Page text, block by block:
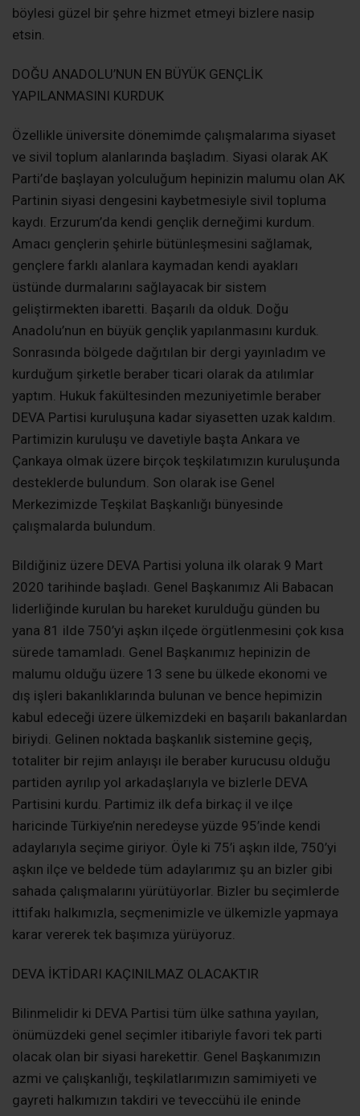
böylesi güzel bir şehre hizmet etmeyi bizlere nasip
etsin.
DOĞU ANADOLU’NUN EN BÜYÜK GENÇLİK
YAPILANMASINI KURDUK
Özellikle üniversite dönemimde çalışmalarıma siyaset
ve sivil toplum alanlarında başladım. Siyasi olarak AK
Parti’de başlayan yolculuğum hepinizin malumu olan AK
Partinin siyasi dengesini kaybetmesiyle sivil topluma
kaydı. Erzurum’da kendi gençlik derneğimi kurdum.
Amacı gençlerin şehirle bütünleşmesini sağlamak,
gençlere farklı alanlara kaymadan kendi ayakları
üstünde durmalarını sağlayacak bir sistem
geliştirmekten ibaretti. Başarılı da olduk. Doğu
Anadolu’nun en büyük gençlik yapılanmasını kurduk.
Sonrasında bölgede dağıtılan bir dergi yayınladım ve
kurduğum şirketle beraber ticari olarak da atılımlar
yaptım. Hukuk fakültesinden mezuniyetimle beraber
DEVA Partisi kuruluşuna kadar siyasetten uzak kaldım.
Partimizin kuruluşu ve davetiyle başta Ankara ve
Çankaya olmak üzere birçok teşkilatımızın kuruluşunda
desteklerde bulundum. Son olarak ise Genel
Merkezimizde Teşkilat Başkanlığı bünyesinde
çalışmalarda bulundum.
Bildiğiniz üzere DEVA Partisi yoluna ilk olarak 9 Mart
2020 tarihinde başladı. Genel Başkanımız Ali Babacan
liderliğinde kurulan bu hareket kurulduğu günden bu
yana 81 ilde 750’yi aşkın ilçede örgütlenmesini çok kısa
sürede tamamladı. Genel Başkanımız hepinizin de
malumu olduğu üzere 13 sene bu ülkede ekonomi ve
dış işleri bakanlıklarında bulunan ve bence hepimizin
kabul edeceği üzere ülkemizdeki en başarılı bakanlardan
biriydi. Gelinen noktada başkanlık sistemine geçiş,
totaliter bir rejim anlayışı ile beraber kurucusu olduğu
partiden ayrılıp yol arkadaşlarıyla ve bizlerle DEVA
Partisini kurdu. Partimiz ilk defa birkaç il ve ilçe
haricinde Türkiye’nin neredeyse yüzde 95’inde kendi
adaylarıyla seçime giriyor. Öyle ki 75’i aşkın ilde, 750’yi
aşkın ilçe ve beldede tüm adaylarımız şu an bizler gibi
sahada çalışmalarını yürütüyorlar. Bizler bu seçimlerde
ittifakı halkımızla, seçmenimizle ve ülkemizle yapmaya
karar vererek tek başımıza yürüyoruz.
DEVA İKTİDARI KAÇINILMAZ OLACAKTIR
Bilinmelidir ki DEVA Partisi tüm ülke sathına yayılan,
önümüzdeki genel seçimler itibariyle favori tek parti
olacak olan bir siyasi harekettir. Genel Başkanımızın
azmi ve çalışkanlığı, teşkilatlarımızın samimiyeti ve
gayreti halkımızın takdiri ve teveccühü ile eninde